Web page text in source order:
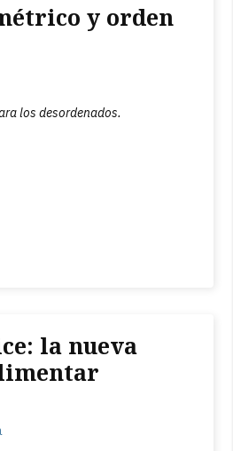
y orden
los desordenados.
la nueva